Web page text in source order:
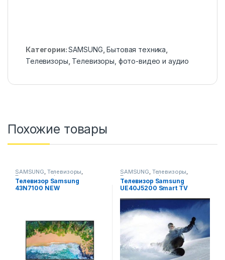
Категории:SAMSUNG ,Бытовая техника
Телевизоры Телевизоры, фото-видео и аудио
Похожие товары
SAMSUNG, Телевизоры,
Телевизоры, фото-видео и
аудио
Телевизор Samsung
43N7100 NEW
SAMSUNG, Телевизоры,
Телевизоры, фото-видео и
аудио
Телевизор Samsung
UE40J5200 Smart TV